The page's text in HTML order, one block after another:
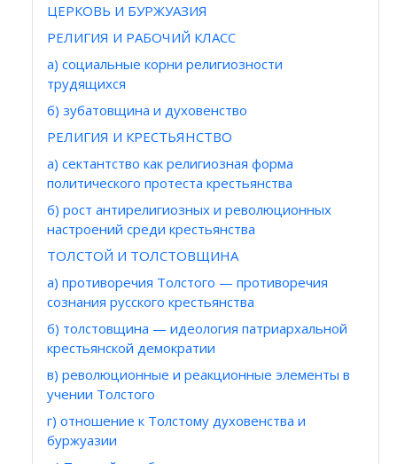
ЦЕРКОВЬ И БУРЖУАЗИЯ
РЕЛИГИЯ И РАБОЧИЙ КЛАСС
а) социальные корни религиозности
трудящихся
б) зубатовщина и духовенство
РЕЛИГИЯ И КРЕСТЬЯНСТВО
а) сектантство как религиозная форма
политического протеста крестьянства
б) рост антирелигиозных и революционных
настроений среди крестьянства
ТОЛСТОЙ И ТОЛСТОВЩИНА
а) противоречия Толстого — противоречия
сознания русского крестьянства
б) толстовщина — идеология патриархальной
крестьянской демократии
в) революционные и реакционные элементы в
учении Толстого
г) отношение к Толстому духовенства и
буржуазии